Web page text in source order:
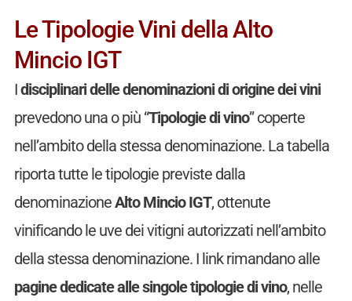
Le Tipologie Vini della Alto
Mincio IGT
Idisciplinari delle denominazioni di origine dei vini
prevedono una o più “Tipologie di vino” coperte
nell’ambito della stessa denominazione. La tabella
riporta tutte le tipologie previste dalla
denominazioneAlto Mincio IGT, ottenute
vinificando le uve dei vitigni autorizzati nell’ambito
della stessa denominazione. I link rimandano alle
pagine dedicate alle singole tipologie di vino, nelle